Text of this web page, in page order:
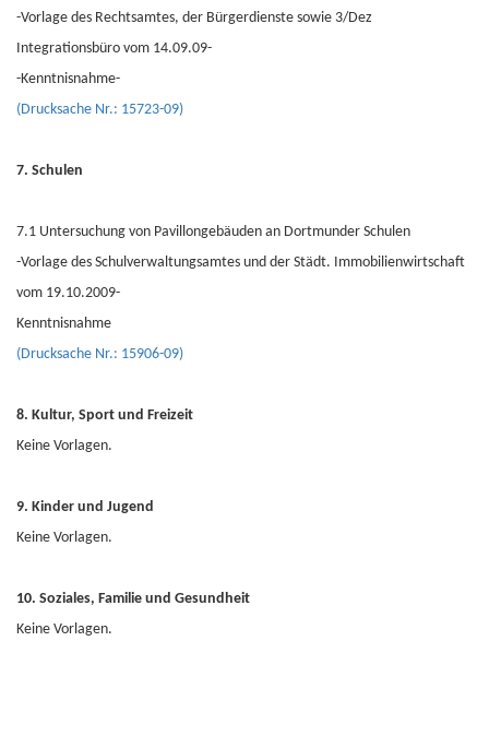
-Vorlage des Rechtsamtes, der Bürgerdienste sowie 3/Dez
Integrationsbüro vom 14.09.09-
-Kenntnisnahme-
(Drucksache Nr.: 15723-09)
7. Schulen
7.1 Untersuchung von Pavillongebäuden an Dortmunder Schulen
-Vorlage des Schulverwaltungsamtes und der Städt. Immobilienwirtschaft
vom 19.10.2009-
Kenntnisnahme
(Drucksache Nr.: 15906-09)
8. Kultur, Sport und Freizeit
Keine Vorlagen.
9. Kinder und Jugend
Keine Vorlagen.
10. Soziales, Familie und Gesundheit
Keine Vorlagen.